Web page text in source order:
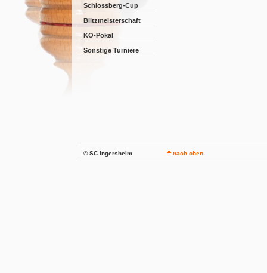
Schlossberg-Cup
Blitzmeisterschaft
KO-Pokal
Sonstige Turniere
© SC Ingersheim nach oben